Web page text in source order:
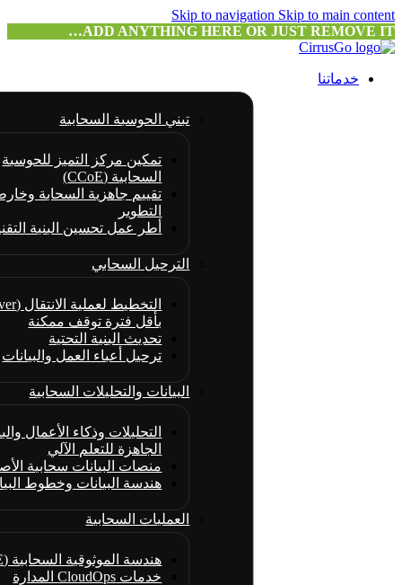
Skip to navigation Skip to main content
ADD ANYTHING HERE OR JUST REMOVE IT…
خدماتنا
تبني الحوسبة السحابية
تمكين مركز التميز للحوسبة
السحابية (CCoE)
تقييم جاهزية السحابة
التطوير
أطر عمل تحسين البنية
الترحيل السحابي
بأقل فترة توقف ممكنة
تحديث البنية التحتية
ترحيل أعباء العمل والبيانات
البيانات والتحليلات السحابية
التحليلات وذكاء الأعمال
الجاهزة للتعلم الآلي
منصات البيانات سحابية
هندسة البيانات وخطوط
العمليات السحابية
هندسة الموثوقية السحابية (CRE)
خدمات CloudOps المدارة